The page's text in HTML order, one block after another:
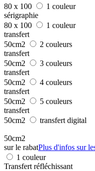
80 x 100
1 couleur
sérigraphie
80 x 100
1 couleur
transfert
50cm2
2 couleurs
transfert
50cm2
3 couleurs
transfert
50cm2
4 couleurs
transfert
50cm2
5 couleurs
transfert
50cm2
transfert digital
50cm2
sur le rabatPlus d'infos sur
1 couleur
Transfert réfléchissant